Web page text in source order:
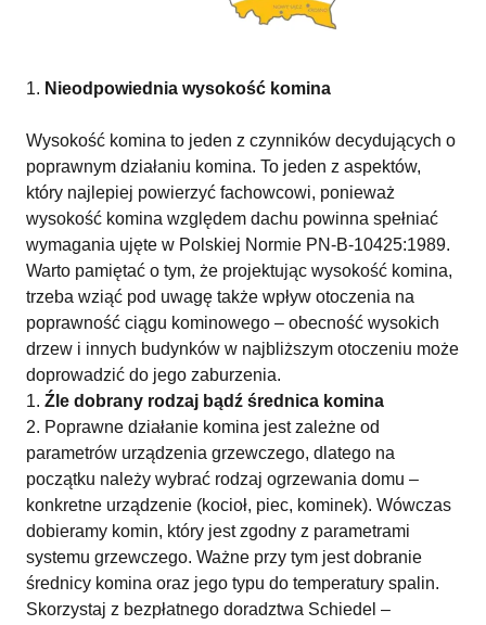
Nieodpowiednia wysokość komina
Wysokość komina to jeden z czynników decydujących o
poprawnym działaniu komina. To jeden z aspektów,
który najlepiej powierzyć fachowcowi, ponieważ
wysokość komina względem dachu powinna spełniać
wymagania ujęte w Polskiej Normie PN-B-10425:1989.
Warto pamiętać o tym, że projektując wysokość komina,
trzeba wziąć pod uwagę także wpływ otoczenia na
poprawność ciągu kominowego – obecność wysokich
drzew i innych budynków w najbliższym otoczeniu może
doprowadzić do jego zaburzenia.
Źle dobrany rodzaj bądź średnica komina
Poprawne działanie komina jest zależne od
parametrów urządzenia grzewczego, dlatego na
początku należy wybrać rodzaj ogrzewania domu –
konkretne urządzenie (kocioł, piec, kominek). Wówczas
dobieramy komin, który jest zgodny z parametrami
systemu grzewczego. Ważne przy tym jest dobranie
średnicy komina oraz jego typu do temperatury spalin.
Skorzystaj z bezpłatnego doradztwa Schiedel –